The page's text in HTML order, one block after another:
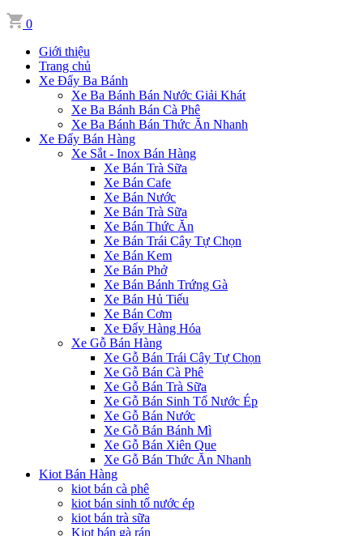
0
Giới thiệu
Trang chủ
Xe Đẩy Ba Bánh
Xe Ba Bánh Bán Nước Giải Khát
Xe Ba Bánh Bán Cà Phê
Xe Ba Bánh Bán Thức Ăn Nhanh
Xe Đẩy Bán Hàng
Xe Sắt - Inox Bán Hàng
Xe Bán Trà Sữa
Xe Bán Cafe
Xe Bán Nước
Xe Bán Trà Sữa
Xe Bán Thức Ăn
Xe Bán Trái Cây Tự Chọn
Xe Bán Kem
Xe Bán Phở
Xe Bán Bánh Trứng Gà
Xe Bán Hủ Tiếu
Xe Bán Cơm
Xe Đẩy Hàng Hóa
Xe Gỗ Bán Hàng
Xe Gỗ Bán Trái Cây Tự Chọn
Xe Gỗ Bán Cà Phê
Xe Gỗ Bán Trà Sữa
Xe Gỗ Bán Sinh Tố Nước Ép
Xe Gỗ Bán Nước
Xe Gỗ Bán Bánh Mì
Xe Gỗ Bán Xiên Que
Xe Gỗ Bán Thức Ăn Nhanh
Kiot Bán Hàng
kiot bán cà phê
kiot bán sinh tố nước ép
kiot bán trà sữa
Kiot bán gà rán